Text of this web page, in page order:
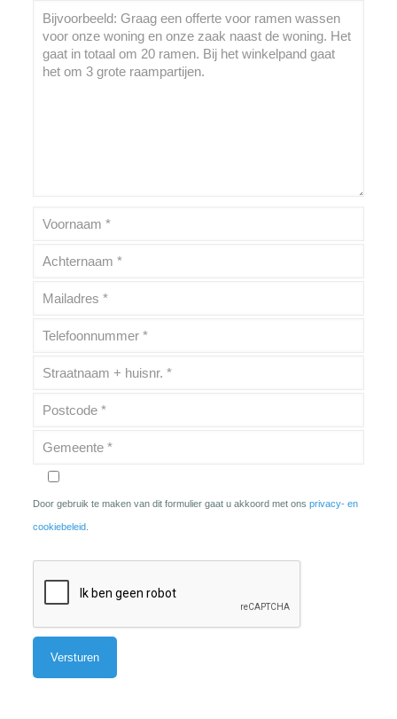
Door gebruik te maken van dit formulier gaat u akkoord met ons privacy- en
cookiebeleid.